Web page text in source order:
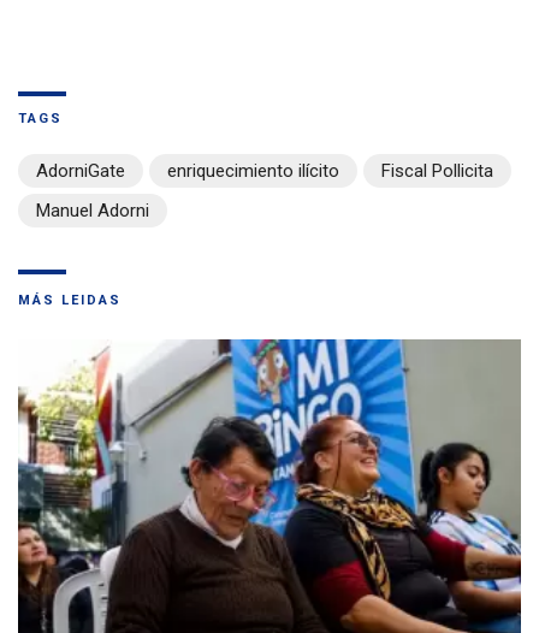
TAGS
AdorniGate enriquecimiento ilícito
Fiscal Pollicita
Manuel Adorni
MÁS LEIDAS